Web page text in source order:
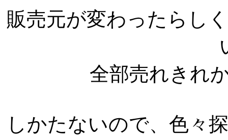
販売元が変わったらし
全部売れきれ
しかたないので、色々